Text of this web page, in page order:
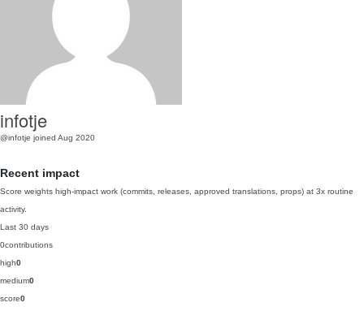
infotje
@infotje joined Aug 2020
Recent impact
Score weights high-impact work (commits, releases, approved translations, props) at 3x routine
activity.
Last 30 days
0contributions
high0
medium0
score0